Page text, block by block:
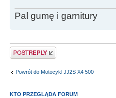
Pal gumę i garnitury
Odpowiedz
Powrót do Motocykl JJ2S X4 500
KTO PRZEGLĄDA FORUM